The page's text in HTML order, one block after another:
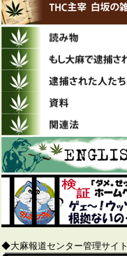
◆大麻報道センター管理サイト